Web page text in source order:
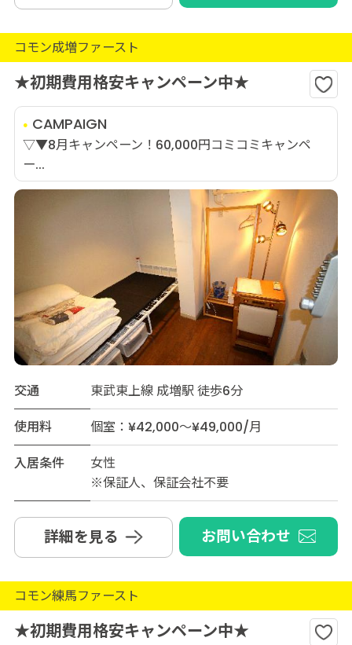
コモン成増ファースト
★初期費用格安キャンペーン中★
CAMPAIGN
▽▼8月キャンペーン！60,000円コミコミキャンペ
ー...
交通
東武東上線 成増駅 徒歩6分
使用料
個室：¥42,000～¥49,000/月
入居条件
女性
※保証人、保証会社不要
詳細を見る お問い合わせ
コモン練馬ファースト
★初期費用格安キャンペーン中★